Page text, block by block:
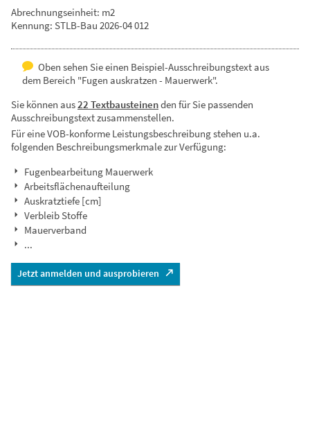
Abrechnungseinheit: m2
Kennung: STLB-Bau 2026-04 012
Oben sehen Sie einen Beispiel-Ausschreibungstext aus
dem Bereich "Fugen auskratzen - Mauerwerk".
Sie können aus22 Textbausteinenden für Sie passenden
Ausschreibungstext zusammenstellen.
Für eine VOB-konforme Leistungsbeschreibung stehen u.a.
folgenden Beschreibungsmerkmale zur Verfügung:
Fugenbearbeitung Mauerwerk
Arbeitsflächenaufteilung
Auskratztiefe [cm]
Verbleib Stoffe
Mauerverband
...
Jetzt anmelden und ausprobieren